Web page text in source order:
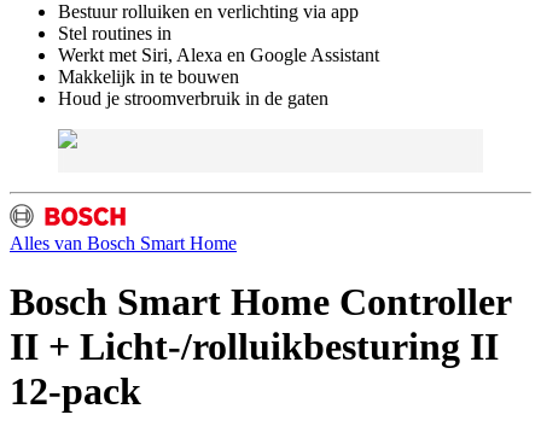
Bestuur rolluiken en verlichting via app
Stel routines in
Werkt met Siri, Alexa en Google Assistant
Makkelijk in te bouwen
Houd je stroomverbruik in de gaten
Alles van Bosch Smart Home
Bosch Smart Home Controller
II + Licht-/rolluikbesturing II
12-pack